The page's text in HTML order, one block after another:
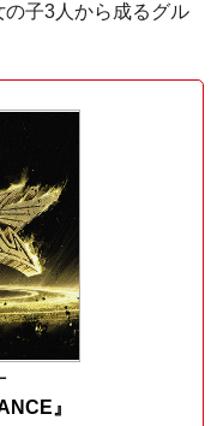
子3人から成るグル
』